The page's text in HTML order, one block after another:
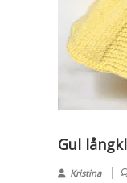
Gul
Kristina